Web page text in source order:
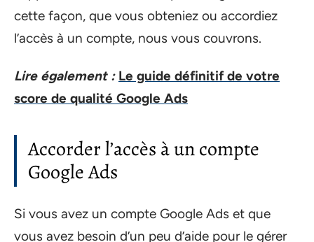
cette façon, que vous obteniez ou accordiez
l’accès à un compte, nous vous couvrons.
Lire également : Le guide définitif de votre
score de qualité Google Ads
Accorder l’accès à un compte
Google Ads
Si vous avez un compte Google Ads et que
vous avez besoin d’un peu d’aide pour le gérer